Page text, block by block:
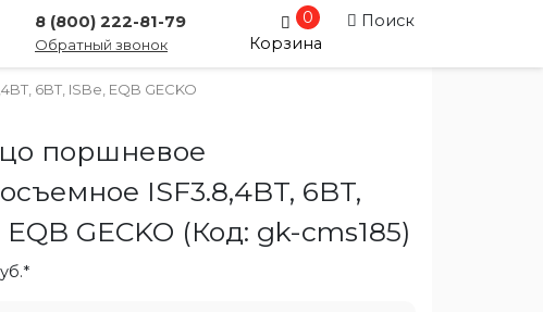
8 (800) 222-81-79
Обратный звонок
0
Корзина
Поиск
6BT, ISBe, EQB GECKO
поршневое
ISF3.8,4BT, 6BT,
EQB GECKO (Код: gk-cms185)